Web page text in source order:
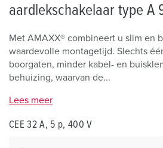
aardlekschakelaar type A
Met AMAXX® combineert u slim en
waardevolle montagetijd. Slechts
boorgaten, minder kabel- en
behuizing, waarvan de...
Lees meer
CEE 32 A, 5 p, 400 V